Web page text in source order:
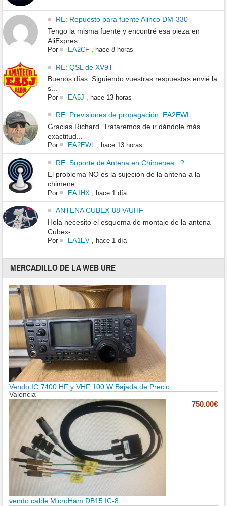
RE: Repuesto para fuente Alinco DM-330
Tengo la misma fuente y encontré esa pieza en
AliExpres...
Por EA2CF, hace 8 horas
RE: QSL de XV9T
Buenos días. Siguiendo vuestras respuestas envié la
s...
Por EA5J hace 13 horas
RE: Previsiones de propagación: EA2EWL
Gracias Richard. Trataremos de ir dándole más
exactitud...
Por EA2EWL hace 13 horas
RE: Soporte de Antena en Chimenea...?
El problema NO es la sujeción de la antena a la
chimene...
Por EA1HX hace 1 día
ANTENA CUBEX-88 V/UHF
Hola necesito el esquema de montaje de la antena
Cubex-...
Por EA1EV, hace 1 día
MERCADILLO DE LA WEB URE
Vendo IC 7400 HF y VHF 100 W Bajada de Precio
Valencia
750.00€
vendo cable MicroHam DB15 IC-8